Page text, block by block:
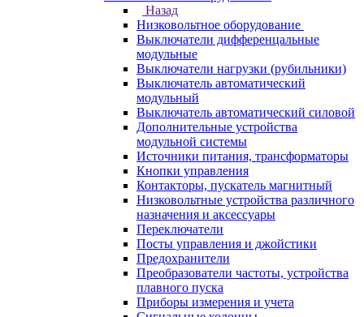
Назад
Низковольтное оборудование
Выключатели дифференцальные
модульные
Выключатели нагрузки (рубильники)
Выключатель автоматический
модульный
Выключатель автоматический силовой
Дополнительные устройства
модульной системы
Источники питания, трансформаторы
Кнопки управления
Контакторы, пускатель магнитный
Низковольтные устройства различного
назначения и аксессуары
Переключатели
Посты управления и джойстики
Предохранители
Преобразователи частоты, устройства
плавного пуска
Приборы измерения и учета